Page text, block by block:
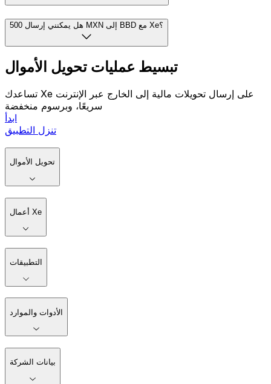
هل يمكنني إرسال 500 MXN إلى BBD مع Xe؟
تبسيط عمليات تحويل الأموال
تساعدك Xe على إرسال تحويلات مالية إلى الخارج عبر الإنترنت
سريعًا، وبرسوم منخفضة
ابدأ
تنزل التطبيق
تحويل الأموال
أعمال Xe
التطبيقات
الأدوات والموارد
بيانات الشركة